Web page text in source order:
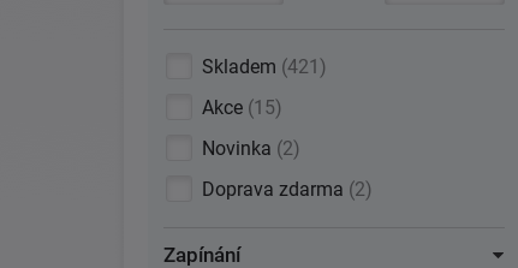
Skladem 421
Akce 15
Novinka 2
Doprava zdarma 2
Zapínání